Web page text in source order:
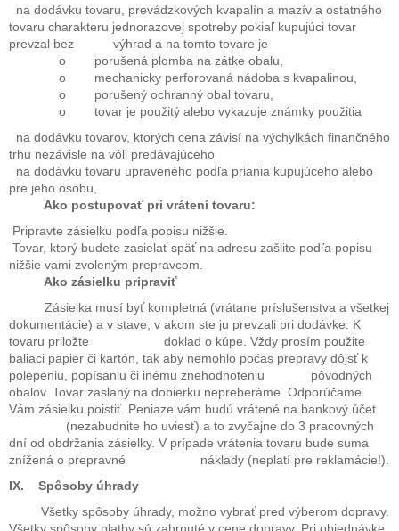
na dodávku tovaru, prevádzkových kvapalín a mazív a ostatného
tovaru charakteru jednorazovej spotreby pokiaľ kupujúci tovar
prevzal bez výhrad a na tomto tovare je
o porušená plomba na zátke obalu,
o mechanicky perforovaná nádoba s kvapalinou,
o porušený ochranný obal tovaru,
o tovar je použitý alebo vykazuje známky použitia
na dodávku tovarov, ktorých cena závisí na výchylkách finančného
trhu nezávisle na vôli predávajúceho
na dodávku tovaru upraveného podľa priania kupujúceho alebo
pre jeho osobu,
Ako postupovať pri vrátení tovaru:
Pripravte zásielku podľa popisu nižšie.
Tovar, ktorý budete zasielať späť na adresu zašlite podľa popisu
nižšie vami zvoleným prepravcom.
Ako zásielku pripraviť
Zásielka musí byť kompletná (vrátane príslušenstva a všetkej
dokumentácie) a v stave, v akom ste ju prevzali pri dodávke. K
tovaru priložte doklad o kúpe. Vždy prosím použite
baliaci papier či kartón, tak aby nemohlo počas prepravy dôjsť k
polepeniu, popísaniu či inému znehodnoteniu pôvodných
obalov. Tovar zaslaný na dobierku nepreberáme. Odporúčame
Vám zásielku poistiť. Peniaze vám budú vrátené na bankový účet
(nezabudnite ho uviesť) a to zvyčajne do 3 pracovných
dní od obdržania zásielky. V prípade vrátenia tovaru bude suma
znížená o prepravné náklady (neplatí pre reklamácie!).
IX. Spôsoby úhrady
Všetky spôsoby úhrady, možno vybrať pred výberom dopravy.